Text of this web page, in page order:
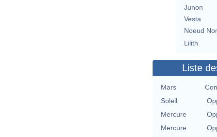
Junon
Vesta
Noeud
Lilith
Liste
Mars
Soleil
Mercure
Mercure